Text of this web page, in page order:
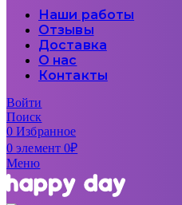
Наши работы
Отзывы
Доставка
О нас
Контакты
Войти
Поиск
0Избранное
0элемент 0₽
Меню